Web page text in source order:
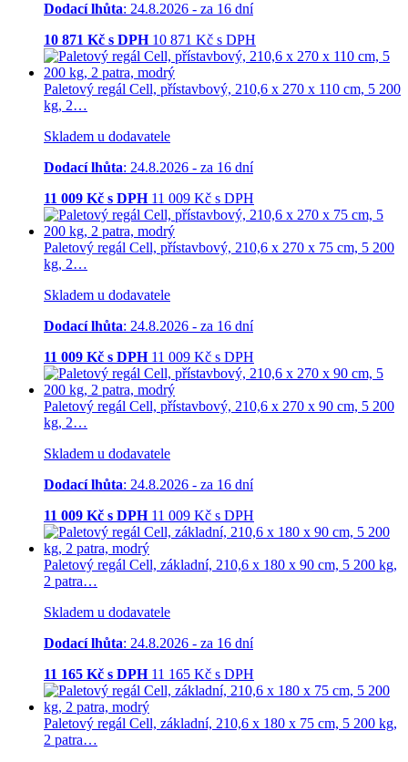
Dodací lhůta: 24.8.2026 - za 16 dní
10 871 Kč s DPH 10 871 Kč s DPH
Paletový regál Cell, přístavbový, 210,6 x 270 x 110 cm, 5 200
kg, 2…
Skladem u dodavatele
Dodací lhůta: 24.8.2026 - za 16 dní
11 009 Kč s DPH 11 009 Kč s DPH
Paletový regál Cell, přístavbový, 210,6 x 270 x 75 cm, 5 200
kg, 2…
Skladem u dodavatele
Dodací lhůta: 24.8.2026 - za 16 dní
11 009 Kč s DPH 11 009 Kč s DPH
Paletový regál Cell, přístavbový, 210,6 x 270 x 90 cm, 5 200
kg, 2…
Skladem u dodavatele
Dodací lhůta: 24.8.2026 - za 16 dní
11 009 Kč s DPH 11 009 Kč s DPH
Paletový regál Cell, základní, 210,6 x 180 x 90 cm, 5 200 kg,
2 patra…
Skladem u dodavatele
Dodací lhůta: 24.8.2026 - za 16 dní
11 165 Kč s DPH 11 165 Kč s DPH
Paletový regál Cell, základní, 210,6 x 180 x 75 cm, 5 200 kg,
2 patra…